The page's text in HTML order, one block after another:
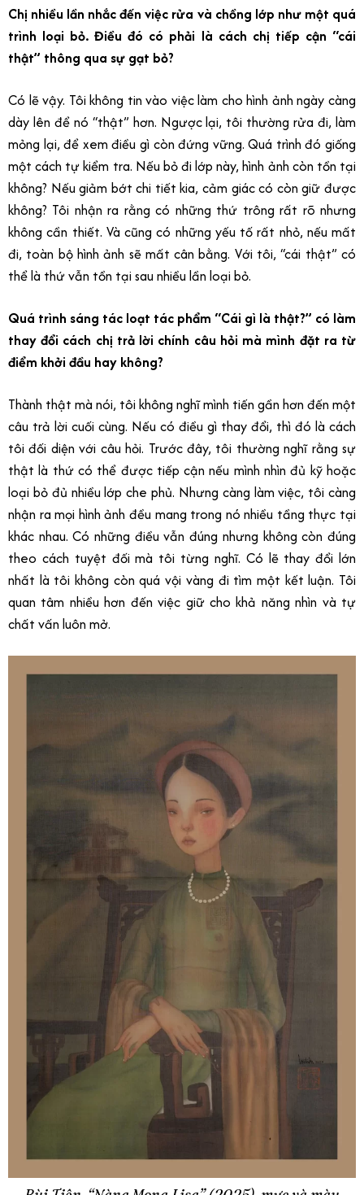
Chị nhiều lần nhắc đến việc rửa và chồng lớp như một quá
trình loại bỏ. Điều đó có phải là cách chị tiếp cận “cái
thật” thông qua sự gạt bỏ?
Có lẽ vậy. Tôi không tin vào việc làm cho hình ảnh ngày càng
dày lên để nó “thật” hơn. Ngược lại, tôi thường rửa đi, làm
mỏng lại, để xem điều gì còn đứng vững. Quá trình đó giống
một cách tự kiểm tra. Nếu bỏ đi lớp này, hình ảnh còn tồn tại
không? Nếu giảm bớt chi tiết kia, cảm giác có còn giữ được
không? Tôi nhận ra rằng có những thứ trông rất rõ nhưng
không cần thiết. Và cũng có những yếu tố rất nhỏ, nếu mất
đi, toàn bộ hình ảnh sẽ mất cân bằng. Với tôi, “cái thật” có
thể là thứ vẫn tồn tại sau nhiều lần loại bỏ.
Quá trình sáng tác loạt tác phẩm “Cái gì là thật?” có làm
thay đổi cách chị trả lời chính câu hỏi mà mình đặt ra từ
điểm khởi đầu hay không?
Thành thật mà nói, tôi không nghĩ mình tiến gần hơn đến một
câu trả lời cuối cùng. Nếu có điều gì thay đổi, thì đó là cách
tôi đối diện với câu hỏi. Trước đây, tôi thường nghĩ rằng sự
thật là thứ có thể được tiếp cận nếu mình nhìn đủ kỹ hoặc
loại bỏ đủ nhiều lớp che phủ. Nhưng càng làm việc, tôi càng
nhận ra mọi hình ảnh đều mang trong nó nhiều tầng thực tại
khác nhau. Có những điều vẫn đúng nhưng không còn đúng
theo cách tuyệt đối mà tôi từng nghĩ. Có lẽ thay đổi lớn
nhất là tôi không còn quá vội vàng đi tìm một kết luận. Tôi
quan tâm nhiều hơn đến việc giữ cho khả năng nhìn và tự
chất vấn luôn mở.